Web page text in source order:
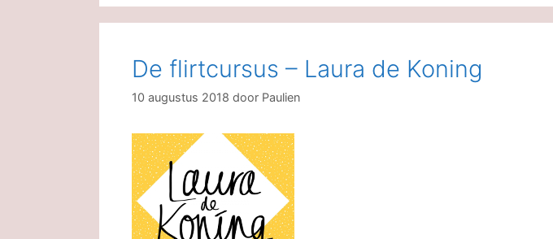
De flirtcursus – Laura de Koning
10 augustus 2018 door Paulien